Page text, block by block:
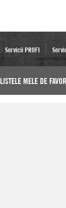
Servicii PROFI
LISTELE MELE DE